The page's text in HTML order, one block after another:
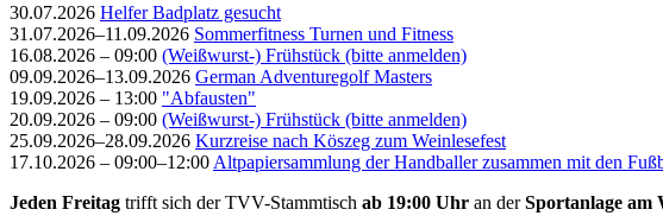
30.07.2026 Helfer Badplatz gesucht
31.07.2026–11.09.2026 Sommerfitness Turnen und Fitness
16.08.2026 – 09:00 (Weißwurst-) Frühstück (bitte anmelden)
09.09.2026–13.09.2026 German Adventuregolf Masters
19.09.2026 – 13:00 "Abfausten"
20.09.2026 – 09:00 (Weißwurst-) Frühstück (bitte anmelden)
25.09.2026–28.09.2026 Kurzreise nach Köszeg zum Weinlesefest
17.10.2026 – 09:00–12:00 Altpapiersammlung der Handballer zusammen mit den
Jeden Freitag trifft sich der TVV-Stammtisch ab 19:00 Uhr an derSportanlage am